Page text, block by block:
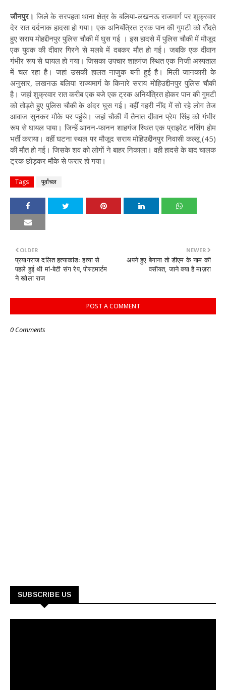
जौनपुर। जिले के सरपहता थाना क्षेत्र के बलिया-लखनऊ राजमार्ग पर शुक्रवार
देर रात दर्दनाक हादसा हो गया। एक अनियंत्रित ट्रक पान की गुमटी को रौंदते
हुए सराय मोहद्दीनपुर पुलिस चौकी में घुस गई । इस हादसे में पुलिस चौकी में मौजूद
एक युवक की दीवार गिरने से मलबे में दबकर मौत हो गई। जबकि एक दीवान
गंभीर रूप से घायल हो गया। जिसका उपचार शाहगंज स्थित एक निजी अस्पताल
में चल रहा है। जहां उसकी हालत नाजुक बनी हुई है। मिली जानकारी के
अनुसार, लखनऊ बलिया राज्यमार्ग के किनारे सराय मोहिउद्दीनपुर पुलिस चौकी
है। जहां शुक्रवार रात करीब एक बजे एक ट्रक अनियंत्रित होकर पान की गुमटी
को तोड़ते हुए पुलिस चौकी के अंदर घुस गई। वहीं गहरी नींद में सो रहे लोग तेज
आवाज सुनकर मौके पर पहुंचे। जहां चौकी में तैनात दीवान प्रेम सिंह को गंभीर
रूप से घायल पाया। जिन्हें आनन-फानन शाहगंज स्थित एक प्राइवेट नर्सिग होम
भर्ती कराया। वहीं घटना स्थल पर मौजूद सराय मोहिउद्दीनपुर निवासी कल्लू (45)
की मौत हो गई। जिसके शव को लोगों ने बाहर निकाला। वही हादसे के बाद चालक
ट्रक छोड़कर मौके से फरार हो गया।
Tags पूर्वांचल
NEWER
अपने हुए बेगाना तो डीएम के नाम की
वसीयत, जाने क्या है माज़रा
OLDER
प्रयागराज दलित हत्याकांडः हत्या से
पहले हुई थी मां-बेटी संग रेप, पोस्टमार्टम
ने खोला राज
POST A COMMENT
0 Comments
SUBSCRIBE US